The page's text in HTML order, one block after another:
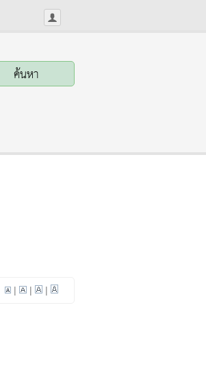
| | |